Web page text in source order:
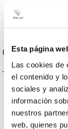
Esta página
Las cookies de
el contenido y
sociales y
información
nuestros
web, quienes
Optical data
Colour
CRI Colour